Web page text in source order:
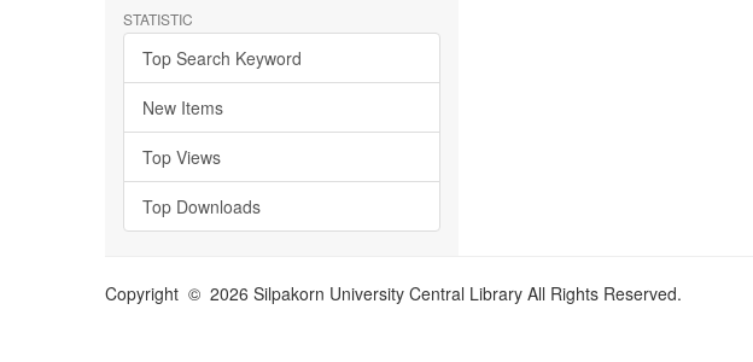
STATISTIC
Top Search Keyword
New Items
Top Views
Top Downloads
Copyright © 2026 Silpakorn University Central Library All Rights Reserved.